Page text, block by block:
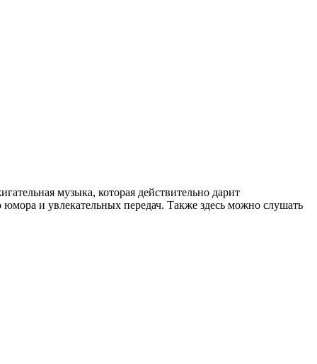
музыка, которая действительно дарит
и увлекательных передач. Также здесь можно слушать